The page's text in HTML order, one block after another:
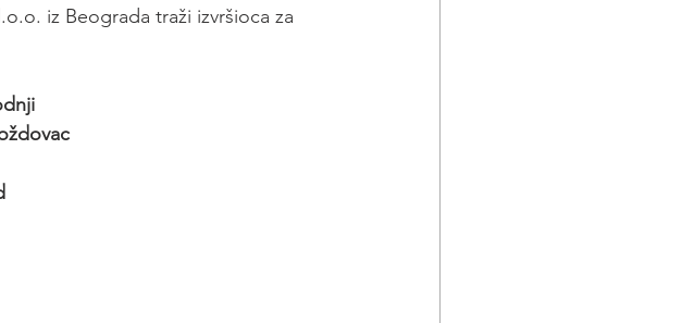
iz Beograda traži izvršioca za